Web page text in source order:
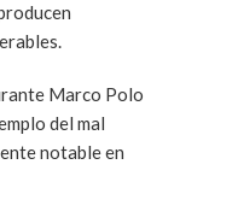
Marco Polo
del mal
notable en